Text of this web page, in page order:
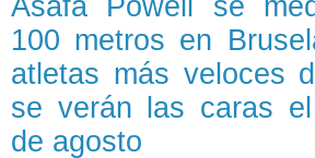
Asafa Powell se
100 metros en
atletas más veloces
se verán las caras
de agosto